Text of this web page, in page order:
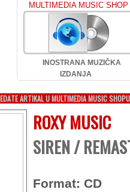
MULTIMEDIA MUSIC SHOP
INOSTRANA MUZIČKA
IZDANJA
ARTIKAL U MULTIMEDIA MUSIC SHOPU
ROXY MUSIC
SIREN /
Format: CD